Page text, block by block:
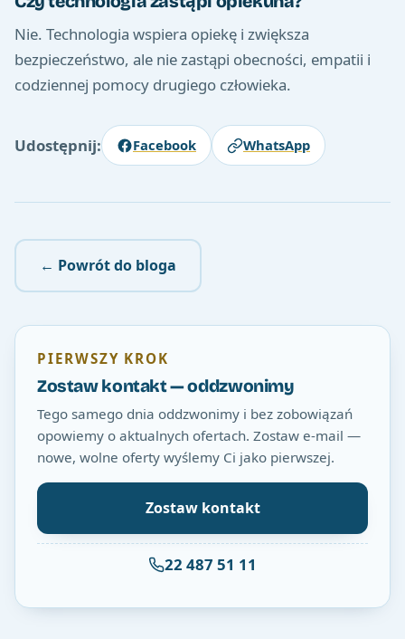
Nie. Technologia wspiera opiekę i zwiększa
bezpieczeństwo, ale nie zastąpi obecności, empatii i
codziennej pomocy drugiego człowieka.
Udostępnij: Facebook WhatsApp
← Powrót do bloga
PIERWSZY KROK
Zostaw kontakt — oddzwonimy
Tego samego dnia oddzwonimy i bez zobowiązań
opowiemy o aktualnych ofertach. Zostaw e-mail —
nowe, wolne oferty wyślemy Ci jako pierwszej.
Zostaw kontakt
22 487 51 11